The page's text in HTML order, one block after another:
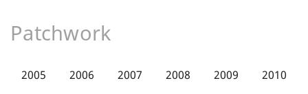
Patchwork
2005 2006 2007 2008 2009 2010